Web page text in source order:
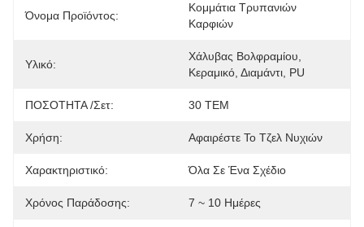
Όνομα Προϊόντος:
Κομμάτια Τρυπανιών
Καρφιών
Υλικό:
Χάλυβας Βολφραμίου,
Κεραμικό, Διαμάντι, PU
ΠΟΣΟΤΗΤΑ /σετ: 30 ΤΕΜ
Χρήση: Αφαιρέστε Το Τζελ Νυχιών
Χαρακτηριστικό: Όλα Σε Ένα Σχέδιο
Χρόνος Παράδοσης: 7 ~ 10 Ημέρες